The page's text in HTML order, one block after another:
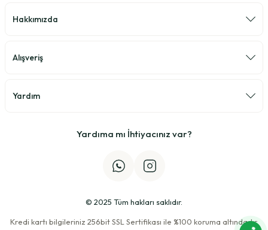
Hakkımızda
Alışveriş
Yardım
Yardıma mı İhtiyacınız var?
© 2025 Tüm hakları saklıdır.
Kredi kartı bilgileriniz 256bit SSL Sertifikası ile %100 koruma altındadır.